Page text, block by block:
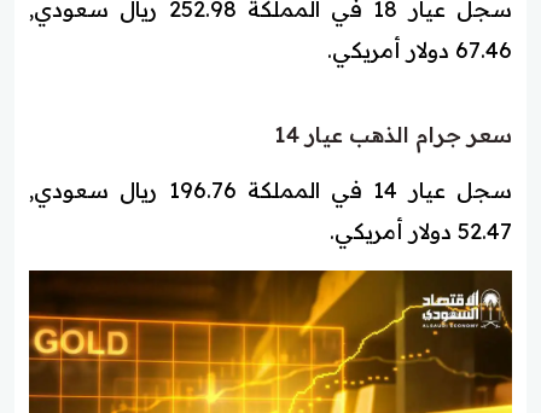
سجل عيار 18 في المملكة 252.98 ريال سعودي,
67.46 دولار أمريكي.
سعر جرام الذهب عيار 14
سجل عيار 14 في المملكة 196.76 ريال سعودي,
52.47 دولار أمريكي.